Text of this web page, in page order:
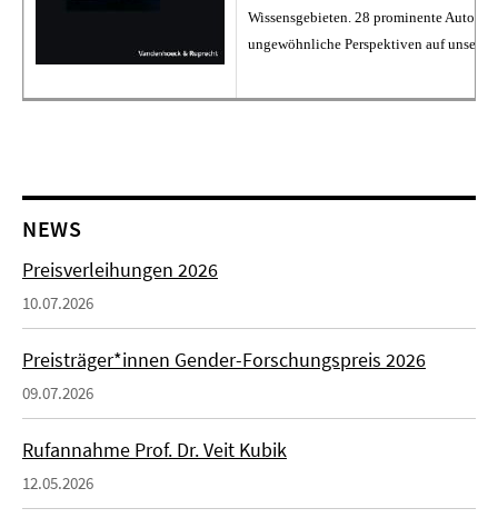
Wissensgebieten. 28 prominente
ungewöhnliche Perspektiven auf unsere
NEWS
Preisverleihungen 2026
10.07.2026
Preisträger*innen Gender-Forschungspreis 2026
09.07.2026
Rufannahme Prof. Dr. Veit Kubik
12.05.2026